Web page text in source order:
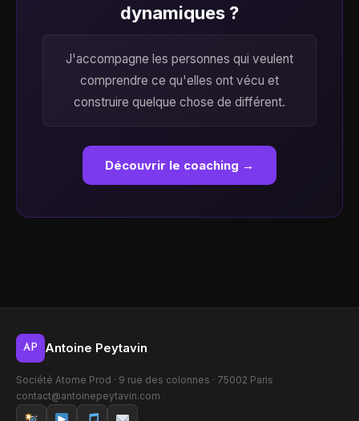
dynamiques ?
J'accompagne les personnes qui veulent
comprendre ce qu'elles ont vécu et
construire quelque chose de différent.
Découvrir le coaching →
AP Antoine Peytavin
Société Atome Prod · 9 rue des colonnes · 75002 Paris
contact@antoinepeytavin.com